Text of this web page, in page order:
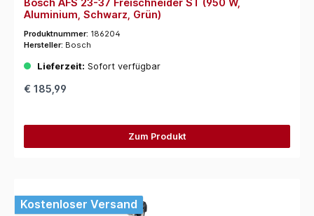
Aluminium, Schwarz, Grün)
Produktnummer: 186204
Hersteller: Bosch
Lieferzeit: Sofort verfügbar
€ 185,99
Zum Produkt
Kostenloser Versand